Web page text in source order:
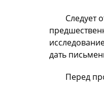
Следует
дать
Перед